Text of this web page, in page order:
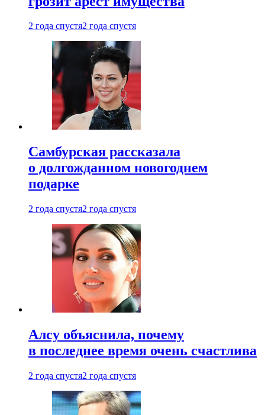
2 года спустя2 года спустя
Самбурская рассказала
о долгожданном новогоднем
подарке
2 года спустя2 года спустя
Алсу объяснила, почему
в последнее время очень счастлива
2 года спустя2 года спустя